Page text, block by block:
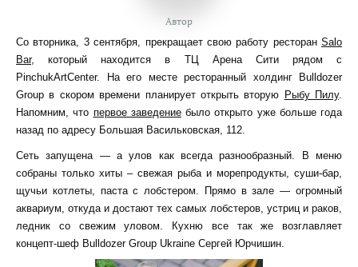
Автор
Со вторника, 3 сентября, прекращает свою работу ресторан Salo
Bar, который находится в ТЦ Арена Сити рядом с
PinchukArtCenter. На его месте ресторанный холдинг Bulldozer
Group в скором времени планирует открыть вторую Рыбу Пилу.
Напомним, что первое заведениебыло открыто уже больше года
назад по адресу Большая Васильковская, 112.
Сеть запущена — а улов как всегда разнообразный. В меню
собраны только хиты – свежая рыба и морепродукты, суши-бар,
щучьи котлеты, паста с лобстером. Прямо в зале — огромный
аквариум, откуда и достают тех самых лобстеров, устриц и раков,
ледник со свежим уловом. Кухню все так же возглавляет
концепт-шеф Bulldozer Group Ukraine Сергей Юрчишин.